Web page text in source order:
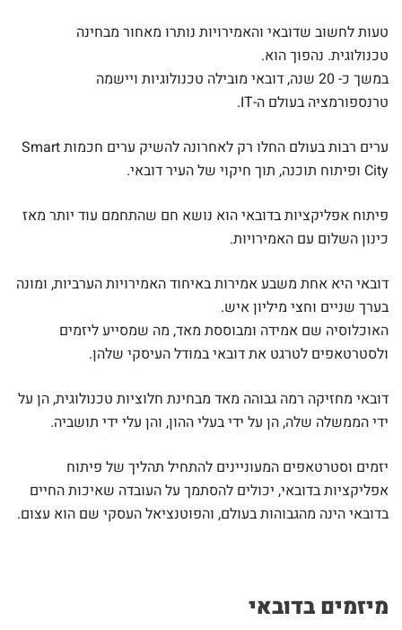
טעות לחשוב שדובאי והאמירויות נותרו מאחור מבחינה
טכנולוגית. נהפוך הוא.
במשך כ- 20 שנה, דובאי מובילה טכנולוגיות ויישמה
טרנספורמציה בעולם ה-IT.
ערים רבות בעולם החלו רק לאחרונה להשיק ערים חכמות Smart
City ופיתוח תוכנה, תוך חיקוי של העיר דובאי.
פיתוח אפליקציות בדובאי הוא נושא חם שהתחמם עוד יותר מאז
כינון השלום עם האמירויות.
דובאי היא אחת משבע אמירות באיחוד האמירויות הערביות, ומונה
בערך שניים וחצי מיליון איש.
האוכלוסיה שם אמידה ומבוססת מאד, מה שמסייע ליזמים
ולסטרטאפים לטרגט את דובאי במודל העיסקי שלהן.
דובאי מחזיקה רמה גבוהה מאד מבחינת חלוציות טכנולוגית, הן על
ידי הממשלה שלה, הן על ידי בעלי ההון, והן עלי ידי תושביה.
יזמים וסטרטאפים המעוניינים להתחיל תהליך של פיתוח
אפליקציות בדובאי, יכולים להסתמך על העובדה שאיכות החיים
בדובאי הינה מהגבוהות בעולם, והפוטנציאל העסקי שם הוא עצום.
מיזמים בדובאי